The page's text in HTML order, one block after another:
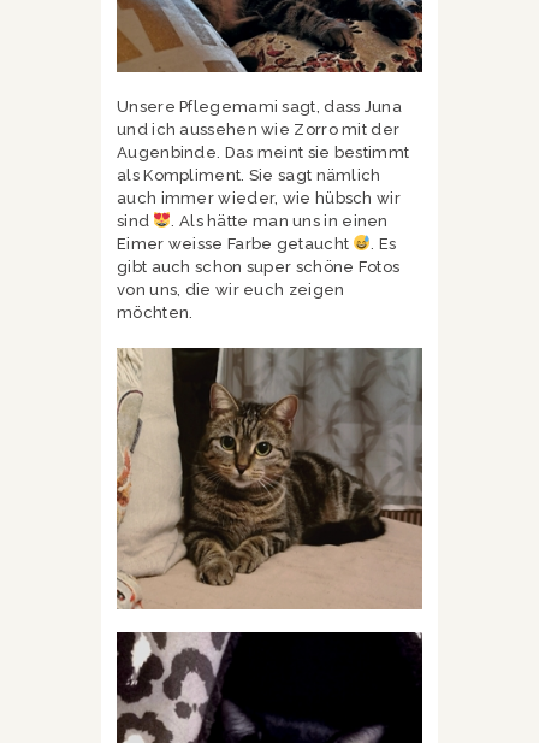
Unsere Pflegemami sagt, dass Juna
und ich aussehen wie Zorro mit der
Augenbinde. Das meint sie bestimmt
als Kompliment. Sie sagt nämlich
auch immer wieder, wie hübsch wir
sind
. Als hätte man uns in einen
Eimer weisse Farbe getaucht
. Es
gibt auch schon super schöne Fotos
von uns, die wir euch zeigen
möchten.